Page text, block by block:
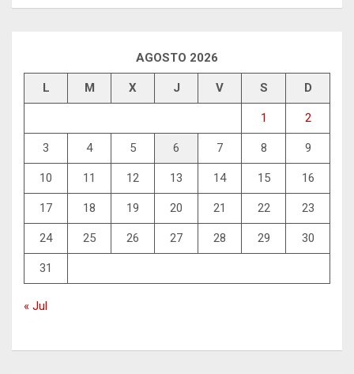
AGOSTO 2026
L M X J V S D
1 2
3 4 5 6 7 8 9
10 11 12 13 14 15 16
17 18 19 20 21 22 23
24 25 26 27 28 29 30
31
« Jul